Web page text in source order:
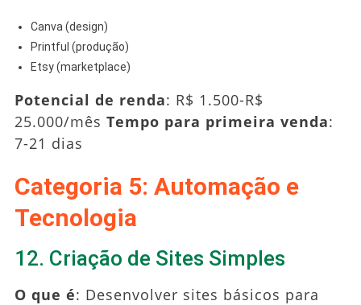
Canva (design)
Printful (produção)
Etsy (marketplace)
Potencial de renda: R$ 1.500-R$
25.000/mês Tempo para primeira venda:
7-21 dias
Categoria 5: Automação e
Tecnologia
12. Criação de Sites Simples
O que é: Desenvolver sites básicos para